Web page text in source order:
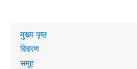
Primary
links
मुख्य पृष्ठ
विवरण
समूह